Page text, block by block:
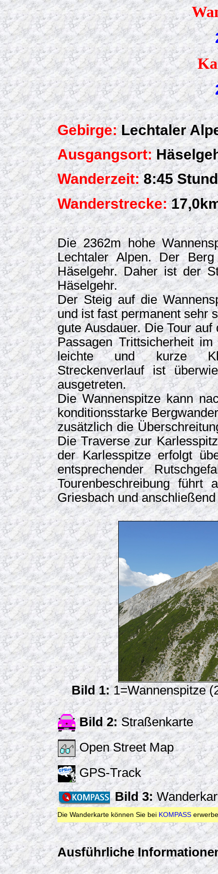
Gebirge:Lechtaler
Ausgangsort:
Wanderzeit:8:45
Wanderstrecke:
Die 2362m hohe
Lechtaler Alpen. Der
Häselgehr. Daher ist der
Häselgehr.
Der Steig auf die
und ist fast permanent sehr
gute Ausdauer. Die Tour
Passagen Trittsicherheit
leichte und kurze
Streckenverlauf ist
ausgetreten.
Die Wannenspitze kann
konditionsstarke
zusätzlich die
Die Traverse zur
der Karlesspitze erfolgt
entsprechender
Tourenbeschreibung führt
Griesbach und
Bild 1:1=Wannenspitze
Bild 2: Straßenkarte
Open Street Map
GPS-Track
Bild 3:
Die Wanderkarte können Sie bei KOMPASS
Ausführliche